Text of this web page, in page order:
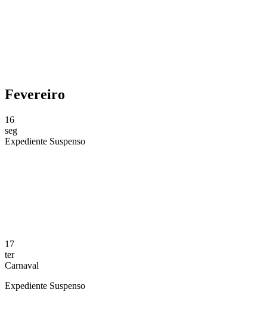
Fevereiro
16
seg
Expediente Suspenso
17
ter
Carnaval
Expediente Suspenso